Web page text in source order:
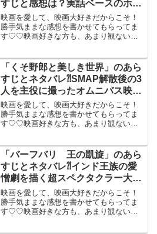
すじと感想は？実話ベースのホラ
ー。
映画を愛して、映画大好きだからこそ！
勝手気ままな感想を書かせてもらってま
す♡♡映画好きな方も、あまり観ない方
敷」 2018年6月29日公開（99分）実在
の幽霊屋...
「くそ野郎と美しき世界」のあら
すじとネタバレ⁈SMAP解散後の3
人を主役に撮ったオムニバス映
画。
映画を愛して、映画大好きだからこそ！
勝手気ままな感想を書かせてもらってま
す♡♡映画好きな方も、あまり観ない方
SMAP解散後の3人を主役に、4人の監督
で撮っ...
「バーフバリ 王の凱旋」のあら
すじとネタバレ⁈インド王族の愛
憎劇を描く超スペクタクラー大
作。
映画を愛して、映画大好きだからこそ！
勝手気ままな感想を書かせてもらってま
す♡♡映画好きな方も、あまり観ない方